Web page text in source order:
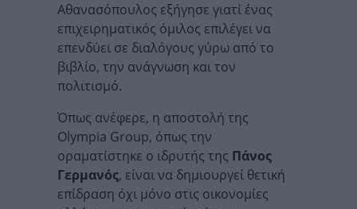
Αθανασόπουλος εξήγησε γιατί ένας
επιχειρηματικός όμιλος επιλέγει να
επενδύει σε διαλόγους γύρω από το
βιβλίο, την ανάγνωση και τον
πολιτισμό.
Όπως ανέφερε, η αποστολή της
Olympia Group, όπως την
οραματίστηκε ο ιδρυτής της Πάνος
Γερμανός, είναι να δημιουργεί θετική
επίδραση όχι μόνο στις οικονομίες